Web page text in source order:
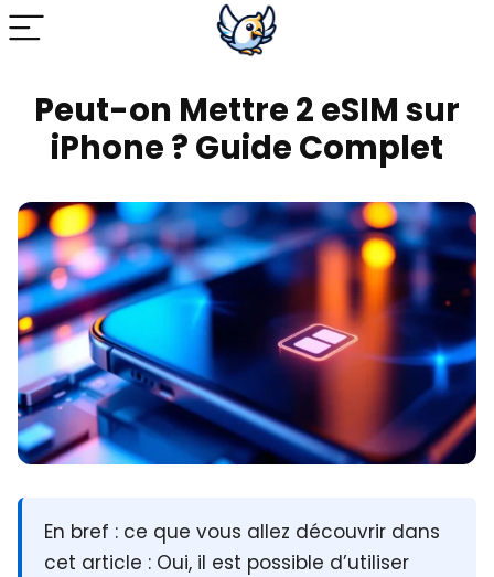
Peut-on Mettre 2 eSIM sur
iPhone ? Guide Complet
En bref : ce que vous allez découvrir dans
cet article : Oui, il est possible d’utiliser